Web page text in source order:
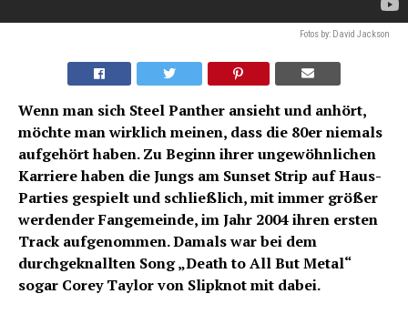
Fotos by: David Jackson
Wenn man sich Steel Panther ansieht und anhört,
möchte man wirklich meinen, dass die 80er niemals
aufgehört haben. Zu Beginn ihrer ungewöhnlichen
Karriere haben die Jungs am Sunset Strip auf Haus-
Parties gespielt und schließlich, mit immer größer
werdender Fangemeinde, im Jahr 2004 ihren ersten
Track aufgenommen. Damals war bei dem
durchgeknallten Song „Death to All But Metal“
sogar Corey Taylor von Slipknot mit dabei.